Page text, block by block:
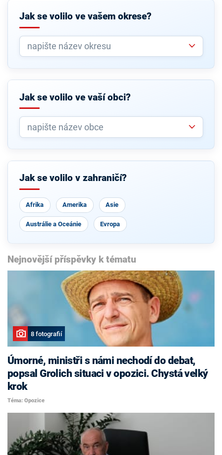
Jak se volilo ve vašem okrese?
Jak se volilo ve vaší obci?
Jak se volilo v zahraničí?
Afrika Amerika Asie
Austrálie a Oceánie Evropa
Nejnovější příspěvky k tématu
8 fotografií
Úmorné, ministři s námi nechodí do debat,
popsal Grolich situaci v opozici. Chystá velký
krok
Téma: Opozice